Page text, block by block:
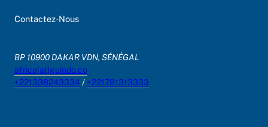
Contactez-Nous
BP 10900 DAKAR VDN, SÉNÉGAL
africa[at]guindo.co
+221338243334/ +221781313333